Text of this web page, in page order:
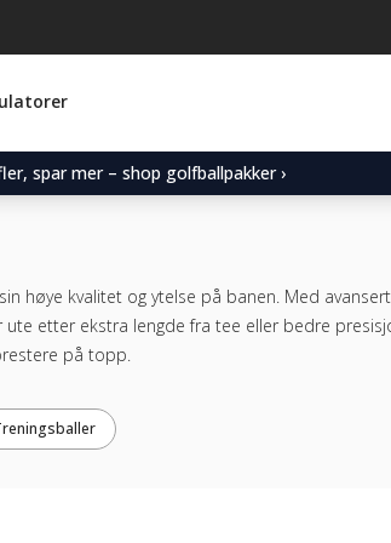
spar mer – shop golfballpakker ›
høye kvalitet og ytelse på banen. Med
ute etter ekstra lengde fra tee eller bedre
på topp.